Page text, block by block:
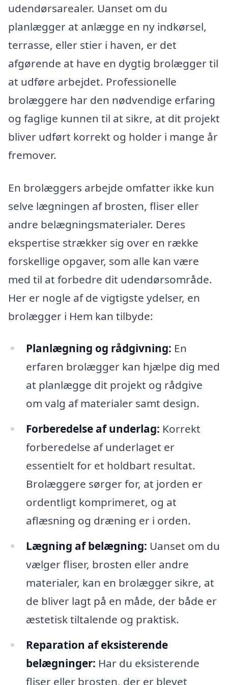
udendørsarealer. Uanset om du
planlægger at anlægge en ny indkørsel,
terrasse, eller stier i haven, er det
afgørende at have en dygtig brolægger til
at udføre arbejdet. Professionelle
brolæggere har den nødvendige erfaring
og faglige kunnen til at sikre, at dit projekt
bliver udført korrekt og holder i mange år
fremover.
En brolæggers arbejde omfatter ikke kun
selve lægningen af brosten, fliser eller
andre belægningsmaterialer. Deres
ekspertise strækker sig over en række
forskellige opgaver, som alle kan være
med til at forbedre dit udendørsområde.
Her er nogle af de vigtigste ydelser, en
brolægger i Hem kan tilbyde:
Planlægning og rådgivning: En
erfaren brolægger kan hjælpe dig med
at planlægge dit projekt og rådgive
om valg af materialer samt design.
Forberedelse af underlag: Korrekt
forberedelse af underlaget er
essentielt for et holdbart resultat.
Brolæggere sørger for, at jorden er
ordentligt komprimeret, og at
aflæsning og dræning er i orden.
Lægning af belægning: Uanset om du
vælger fliser, brosten eller andre
materialer, kan en brolægger sikre, at
de bliver lagt på en måde, der både er
æstetisk tiltalende og praktisk.
Reparation af eksisterende
belægninger: Har du eksisterende
fliser eller brosten, der er blevet